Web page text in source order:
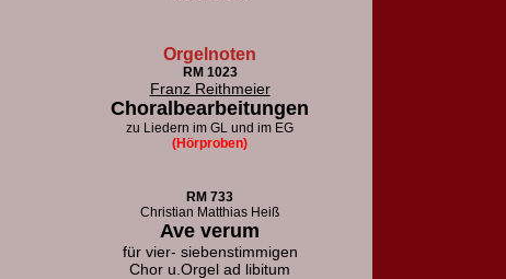
Orgelnoten
RM 1023
Franz Reithmeier
Choralbearbeitungen
zu Liedern im GL und im EG
(Hörproben)
RM 733
Christian Matthias Heiß
Ave verum
für vier- siebenstimmigen
Chor u. Orgel ad libitum